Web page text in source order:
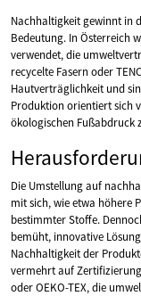
Nachhaltigkeit gewinnt in
Bedeutung. In Österreich
verwendet, die
recycelte Fasern oder
Hautverträglichkeit und
Produktion orientiert sich
ökologischen Fußabdruck
Die Umstellung auf
mit sich, wie etwa höhere
bestimmter Stoffe.
bemüht, innovative
Nachhaltigkeit der
vermehrt auf
oder OEKO-TEX, die